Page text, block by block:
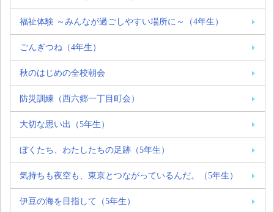
福祉体験 ～みんなが過ごしやすい場所に～（4年生）
ごんぎつね（4年生）
秋のはじめの全校朝会
防災訓練（西六郷一丁目町会）
大切な思い出（5年生）
ぼくたち、わたしたちの足跡（5年生）
気持ちも夜空も、東京とつながっているんだ。（5年生）
伊豆の海を目指して（5年生）